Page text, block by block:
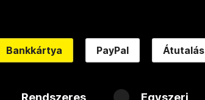
Bankkártya PayPal Átutalás
Rendszeres Egyszeri